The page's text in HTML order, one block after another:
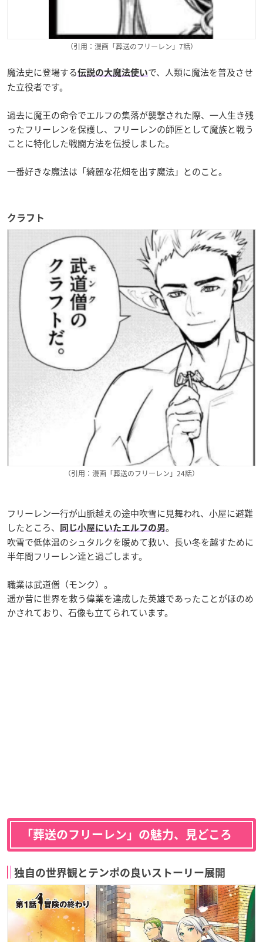
（引用：漫画「葬送のフリーレン」7話）
魔法史に登場する伝説の大魔法使いで、人類に魔法を普及させ
た立役者です。
過去に魔王の命令でエルフの集落が襲撃された際、一人生き残
ったフリーレンを保護し、フリーレンの師匠として魔族と戦う
ことに特化した戦闘方法を伝授しました。
一番好きな魔法は「綺麗な花畑を出す魔法」とのこと。
クラフト
（引用：漫画「葬送のフリーレン」24話）
フリーレン一行が山脈越えの途中吹雪に見舞われ、小屋に避難
したところ、
同じ小屋にいたエルフの男。
吹雪で低体温のシュタルクを暖めて救い、長い冬を越すために
半年間フリーレン達と過ごします。
職業は武道僧（モンク）。
遥か昔に世界を救う偉業を達成した英雄であったことがほのめ
かされており、石像も立てられています。
「葬送のフリーレン」の魅力、見どころ
独自の世界観とテンポの良いストーリー展開